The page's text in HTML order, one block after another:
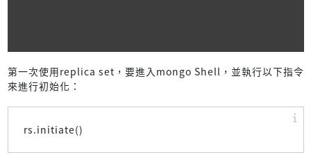
第一次使用replica set，要進入mongo Shell，並執行以下指令
來進行初始化：
rs.initiate()